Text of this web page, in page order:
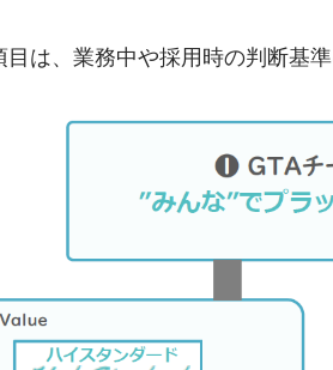
は、業務中や採用時の判断基準